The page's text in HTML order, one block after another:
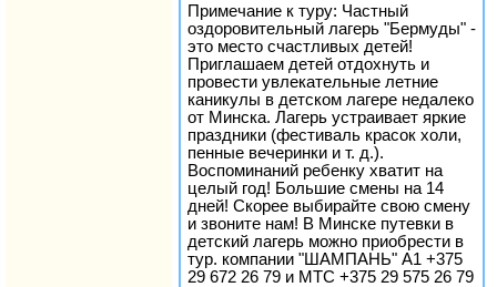
Примечание к туру: Частный
оздоровительный лагерь "Бермуды" -
это место счастливых детей!
Приглашаем детей отдохнуть и
провести увлекательные летние
каникулы в детском лагере недалеко
от Минска. Лагерь устраивает яркие
праздники (фестиваль красок холи,
пенные вечеринки и т. д.).
Воспоминаний ребенку хватит на
целый год! Большие смены на 14
дней! Скорее выбирайте свою смену
и звоните нам! В Минске путевки в
детский лагерь можно приобрести в
тур. компании "ШАМПАНЬ" А1 +375
29 672 26 79 и МТС +375 29 575 26 79